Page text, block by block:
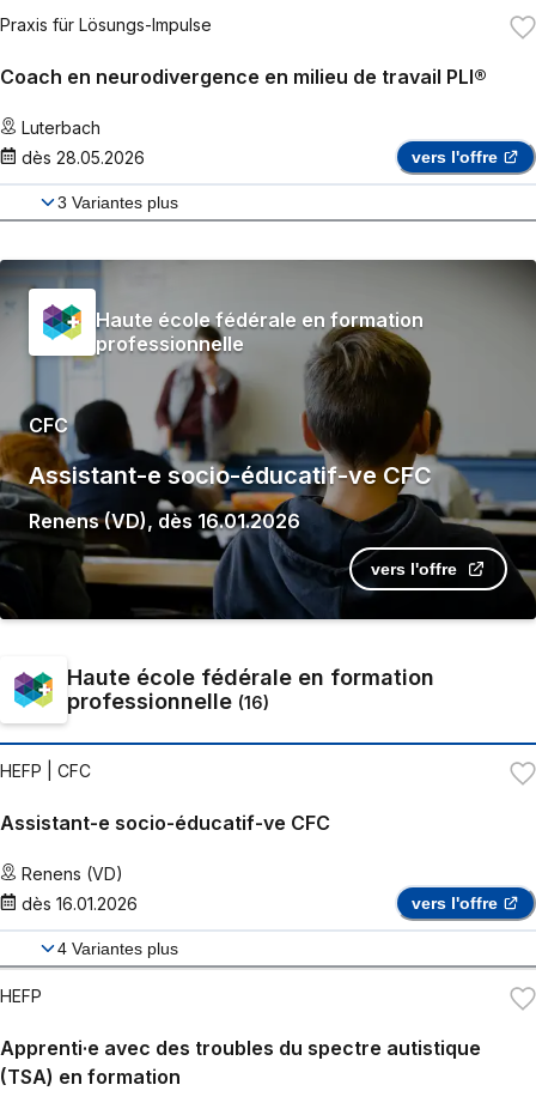
Praxis für Lösungs-Impulse
Coach en neurodivergence en milieu de travail PLI®
Luterbach
dès 28.05.2026 vers l'offre
3 Variantes plus
Haute école fédérale en formation
professionnelle
CFC
Assistant-e socio-éducatif-ve CFC
Renens (VD), dès 16.01.2026
vers l'offre
Haute école fédérale en formation
professionnelle (16)
HEFP | CFC
Assistant-e socio-éducatif-ve CFC
Renens (VD)
dès 16.01.2026 vers l'offre
4 Variantes plus
HEFP
Apprenti·e avec des troubles du spectre autistique
(TSA) en formation